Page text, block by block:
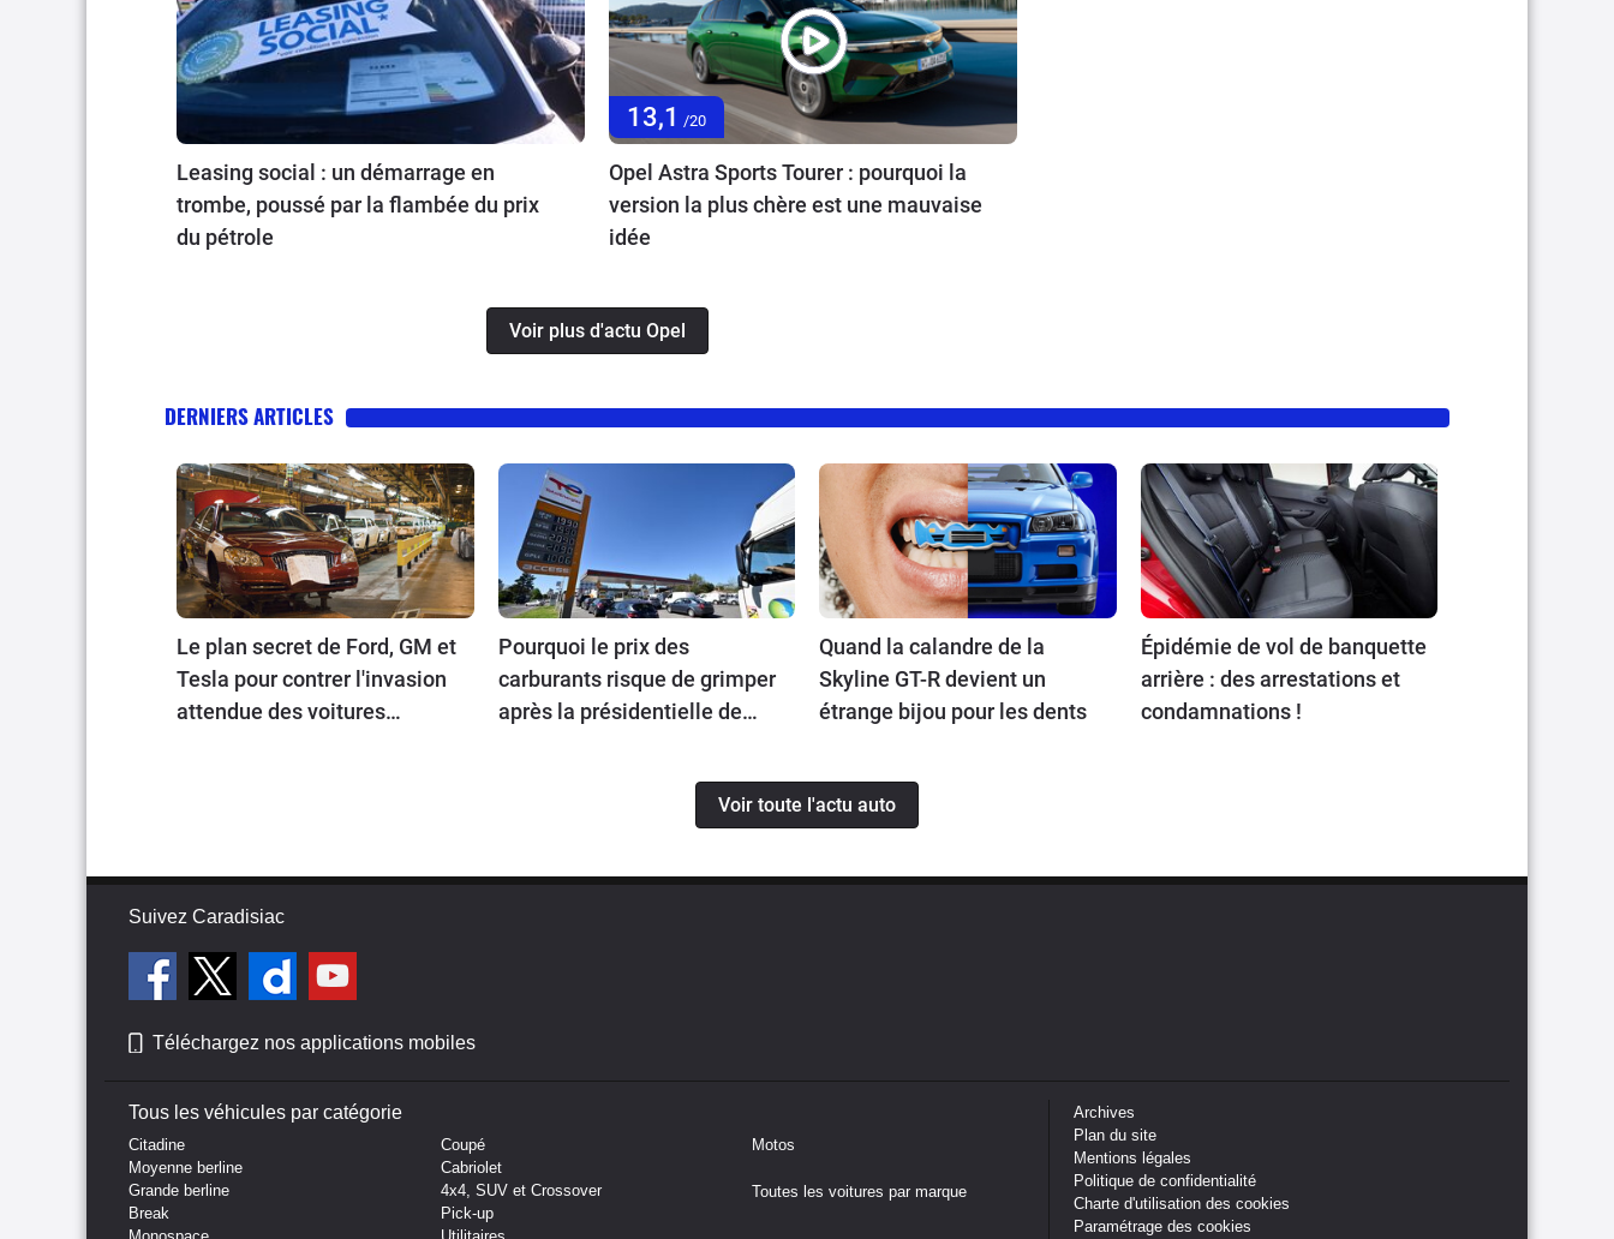
Leasing social : un démarrage en
trombe, poussé par la flambée du prix
du pétrole
13,1 /20
Opel Astra Sports Tourer : pourquoi la
version la plus chère est une mauvaise
idée
Voir plus d'actu Opel
DERNIERS ARTICLES
Le plan secret de Ford, GM et
Tesla pour contrer l'invasion
attendue des voitures
Pourquoi le prix des
carburants risque de grimper
après la présidentielle de
Quand la calandre de la
Skyline GT-R devient un
étrange bijou pour les dents
Épidémie de vol de banquette
arrière : des arrestations et
condamnations !
Voir toute l'actu auto
Suivez Caradisiac
Téléchargez nos applications mobiles
Tous les véhicules par catégorie
Citadine
Moyenne berline
Grande berline
Break
Coupé
Cabriolet
4x4, SUV et Crossover
Pick-up
Motos
Toutes les voitures par marque
Archives
Plan du site
Mentions légales
Politique de confidentialité
Charte d'utilisation des cookies
Paramétrage des cookies